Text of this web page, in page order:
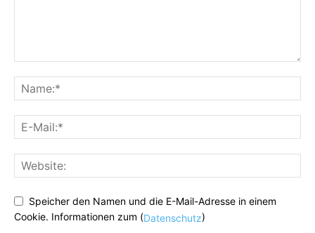
Speicher den Namen und die E-Mail-Adresse in einem
Cookie. Informationen zum (Datenschutz)